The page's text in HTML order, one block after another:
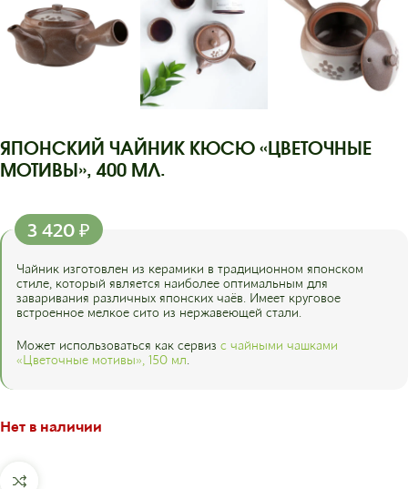
ЯПОНСКИЙ ЧАЙНИК КЮСЮ «ЦВЕТОЧНЫЕ
МОТИВЫ», 400 МЛ.
3 420 ₽
Чайник изготовлен из керамики в традиционном японском
стиле, который является наиболее оптимальным для
заваривания различных японских чаёв. Имеет круговое
встроенное мелкое сито из нержавеющей стали.
Может использоваться как сервиз с чайными чашками
«Цветочные мотивы», 150 мл
Нет в наличии